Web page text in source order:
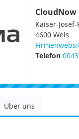
CloudNow
Kaiser-
4600 Wels
Telefon
Über uns